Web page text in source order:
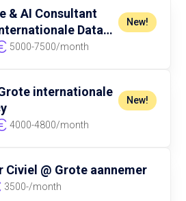
& AI Consultant
Data
New!
5000-7500/month
internationale
New!
4000-4800/month
Civiel @ Grote aannemer
3500-/month